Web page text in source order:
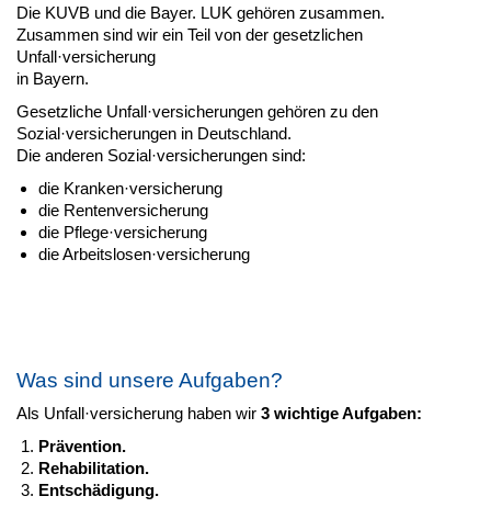
Die KUVB und die Bayer. LUK gehören zusammen.
Zusammen sind wir ein Teil von der gesetzlichen
Unfall·versicherung
in Bayern.
Gesetzliche Unfall·versicherungen gehören zu den
Sozial·versicherungen in Deutschland.
Die anderen Sozial·versicherungen sind:
die Kranken·versicherung
die Rentenversicherung
die Pflege·versicherung
die Arbeitslosen·versicherung
Was sind unsere Aufgaben?
Als Unfall·versicherung haben wir 3 wichtige Aufgaben:
Prävention.
Rehabilitation.
Entschädigung.